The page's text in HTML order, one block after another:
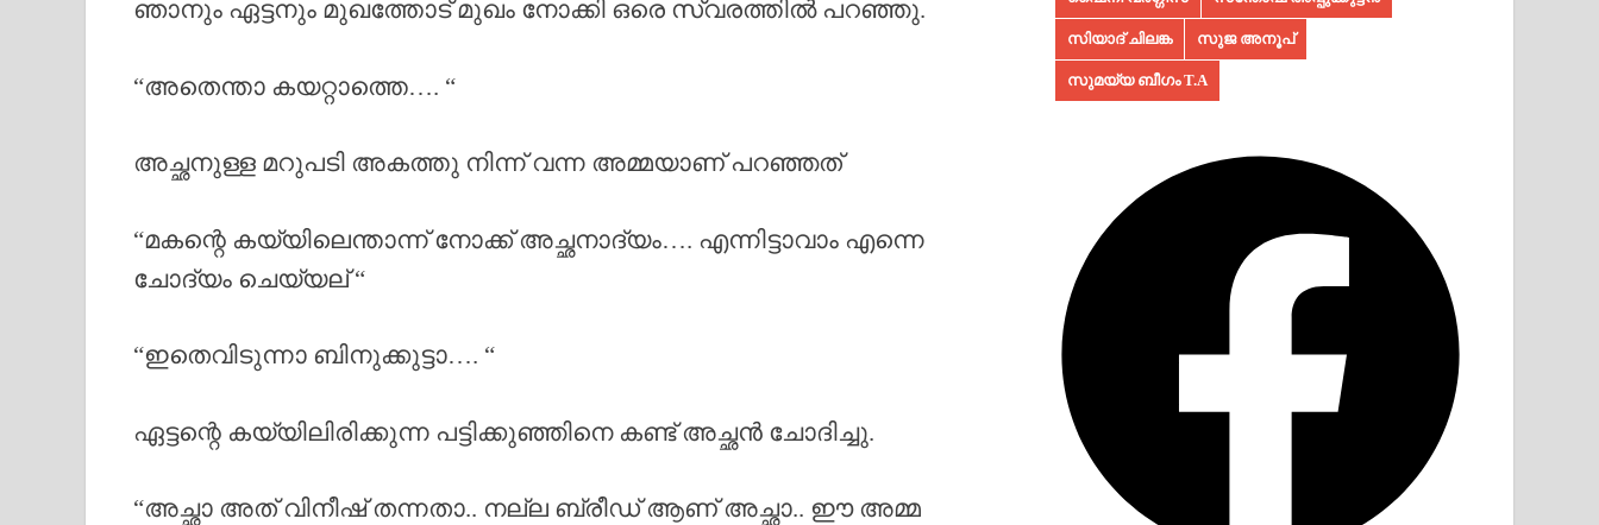
ഞാനും ഏട്ടനും മുഖത്തോട് മുഖം നോക്കി ഒരെ സ്വരത്തിൽ പറഞ്ഞു.
“അതെന്താ കയറ്റാത്തെ…. “
അച്ഛനുള്ള മറുപടി അകത്തു നിന്ന് വന്ന അമ്മയാണ് പറഞ്ഞത്
“മകന്റെ കയ്യിലെന്താന്ന് നോക്ക് അച്ഛനാദ്യം…. എന്നിട്ടാവാം എന്നെ
ചോദ്യം ചെയ്യല് “
“ഇതെവിടുന്നാ ബിനുക്കുട്ടാ…. “
ഏട്ടന്റെ കയ്യിലിരിക്കുന്ന പട്ടിക്കുഞ്ഞിനെ കണ്ട് അച്ഛൻ ചോദിച്ചു.
“അച്ഛാ അത്‌ വിനീഷ് തന്നതാ.. നല്ല ബ്രീഡ് ആണ് അച്ഛാ.. ഈ അമ്മ
സിയാദ് ചിലങ്ക സുജ അനൂപ്‌
സുമയ്യ ബീഗം T.A